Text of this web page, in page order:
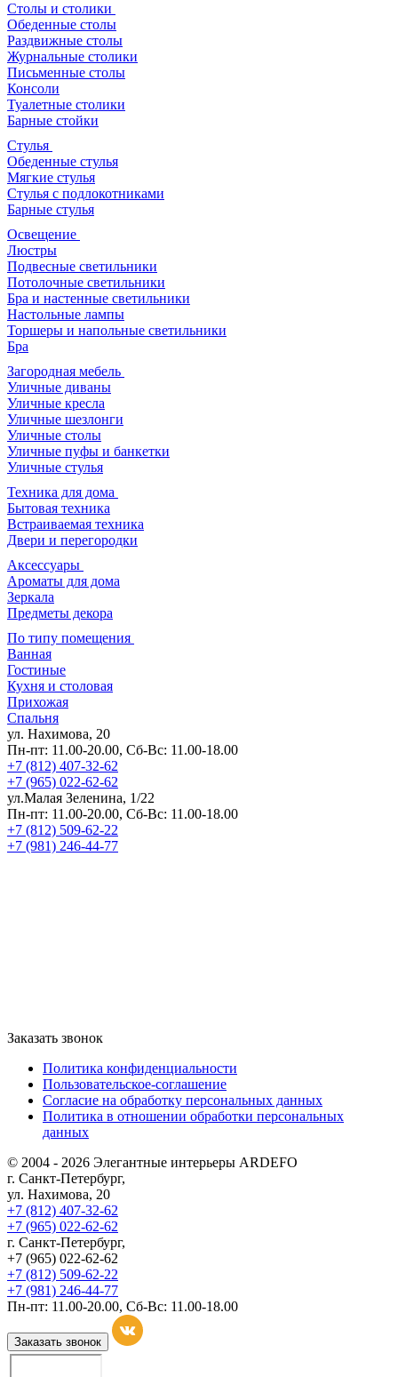
Столы и столики
Обеденные столы
Раздвижные столы
Журнальные столики
Письменные столы
Консоли
Туалетные столики
Барные стойки
Стулья
Обеденные стулья
Мягкие стулья
Стулья с подлокотниками
Барные стулья
Освещение
Люстры
Подвесные светильники
Потолочные светильники
Бра и настенные светильники
Настольные лампы
Торшеры и напольные светильники
Бра
Загородная мебель
Уличные диваны
Уличные кресла
Уличные шезлонги
Уличные столы
Уличные пуфы и банкетки
Уличные стулья
Техника для дома
Бытовая техника
Встраиваемая техника
Двери и перегородки
Аксессуары
Ароматы для дома
Зеркала
Предметы декора
По типу помещения
Ванная
Гостиные
Кухня и столовая
Прихожая
Спальня
ул. Нахимова, 20
Пн-пт: 11.00-20.00, Сб-Вс: 11.00-18.00
+7 (812) 407-32-62
+7 (965) 022-62-62
ул.Малая Зеленина, 1/22
Пн-пт: 11.00-20.00, Сб-Вс: 11.00-18.00
+7 (812) 509-62-22
+7 (981) 246-44-77
Заказать звонок
Политика конфиденциальности
Пользовательское-соглашение
Согласие на обработку персональных данных
Политика в отношении обработки персональных
данных
© 2004 - 2026 Элегантные интерьеры ARDEFO
г. Санкт-Петербург,
ул. Нахимова, 20
+7 (812) 407-32-62
+7 (965) 022-62-62
г. Санкт-Петербург,
+7 (965) 022-62-62
+7 (812) 509-62-22
+7 (981) 246-44-77
Пн-пт: 11.00-20.00, Сб-Вс: 11.00-18.00
Заказать звонок